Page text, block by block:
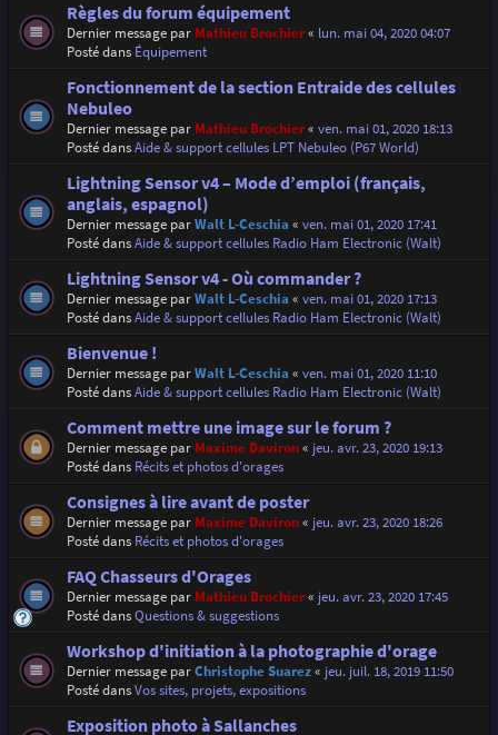
Règles du forum équipement
Dernier message par Mathieu Brochier« lun. mai 04, 2020 04:07
Posté dans Équipement
Fonctionnement de la section Entraide des cellules
Nebuleo
Dernier message par Mathieu Brochier« ven. mai 01, 2020 18:13
Posté dansAide & support cellules LPT Nebuleo (P67 World)
Lightning Sensor v4 – Mode d’emploi (français,
anglais, espagnol)
Dernier message parWalt L-Ceschia « ven. mai 01, 2020 17:41
Posté dansAide & support cellules Radio Ham Electronic (Walt)
Lightning Sensor v4 - Où commander ?
Dernier message parWalt L-Ceschia « ven. mai 01, 2020 17:13
Posté dansAide & support cellules Radio Ham Electronic (Walt)
Bienvenue !
Dernier message parWalt L-Ceschia « ven. mai 01, 2020 11:10
Posté dansAide & support cellules Radio Ham Electronic (Walt)
Comment mettre une image sur le forum ?
Dernier message par Maxime Daviron« jeu. avr. 23, 2020 19:13
Posté dans Récits et photos d'orages
Consignes à lire avant de poster
Dernier message par Maxime Daviron« jeu. avr. 23, 2020 18:26
Posté dans Récits et photos d'orages
FAQ Chasseurs d'Orages
Dernier message par Mathieu Brochier« jeu. avr. 23, 2020 17:45
Posté dansQuestions & suggestions
Workshop d'initiation à la photographie d'orage
Dernier message parChristophe Suarez« jeu. juil. 18, 2019 11:50
Posté dansVos sites, projets, expositions
Exposition photo à Sallanches